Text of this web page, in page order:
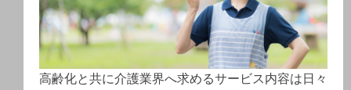
高齢化と共に介護業界へ求めるサービス内容は日々